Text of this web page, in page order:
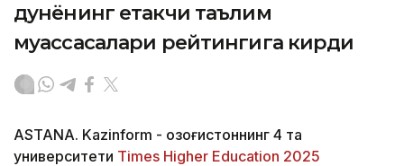
дунёнинг етакчи таълим
муассасалари рейтингига кирди
ASTANA. Kazinform - Қозоғистоннинг 4 та
университети Times Higher Education 2025